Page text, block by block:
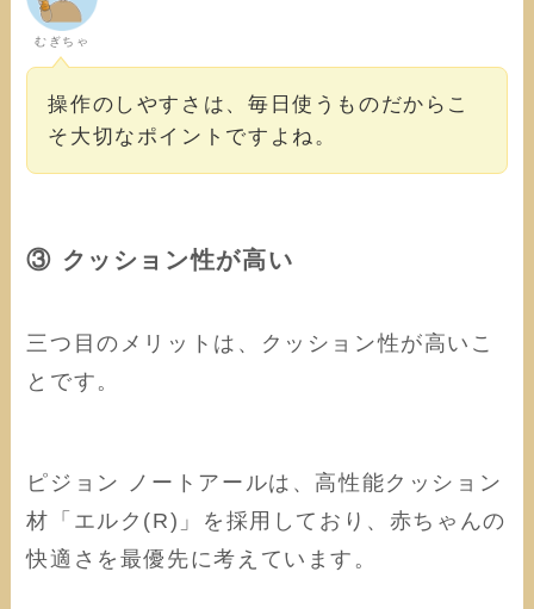
むぎちゃ
操作のしやすさは、毎日使うものだからこ
そ大切なポイントですよね。
③ クッション性が高い
三つ目のメリットは、クッション性が高いこ
とです。
ピジョン ノートアールは、高性能クッション
材「エルク(R)」を採用しており、赤ちゃんの
快適さを最優先に考えています。